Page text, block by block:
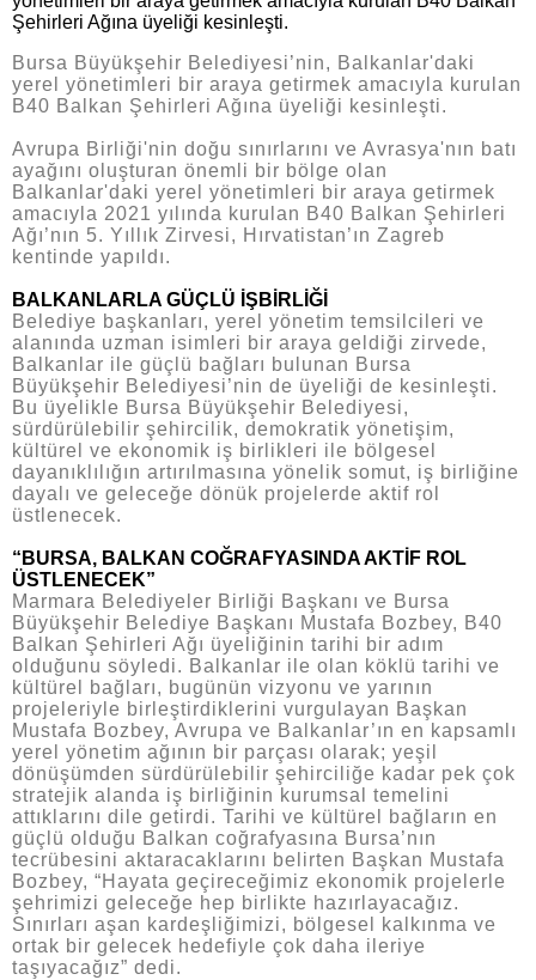
Şehirleri Ağına üyeliği kesinleşti.
Bursa Büyükşehir Belediyesi’nin, Balkanlar'daki
yerel yönetimleri bir araya getirmek amacıyla kurulan
B40 Balkan Şehirleri Ağına üyeliği kesinleşti.
Avrupa Birliği'nin doğu sınırlarını ve Avrasya'nın batı
ayağını oluşturan önemli bir bölge olan
Balkanlar'daki yerel yönetimleri bir araya getirmek
amacıyla 2021 yılında kurulan B40 Balkan Şehirleri
Ağı’nın 5. Yıllık Zirvesi, Hırvatistan’ın Zagreb
kentinde yapıldı.
BALKANLARLA GÜÇLÜ İŞBİRLİĞİ
Belediye başkanları, yerel yönetim temsilcileri ve
alanında uzman isimleri bir araya geldiği zirvede,
Balkanlar ile güçlü bağları bulunan Bursa
Büyükşehir Belediyesi’nin de üyeliği de kesinleşti.
Bu üyelikle Bursa Büyükşehir Belediyesi,
sürdürülebilir şehircilik, demokratik yönetişim,
kültürel ve ekonomik iş birlikleri ile bölgesel
dayanıklılığın artırılmasına yönelik somut, iş birliğine
dayalı ve geleceğe dönük projelerde aktif rol
üstlenecek.
“BURSA, BALKAN COĞRAFYASINDA AKTİF ROL
ÜSTLENECEK”
Marmara Belediyeler Birliği Başkanı ve Bursa
Büyükşehir Belediye Başkanı Mustafa Bozbey, B40
Balkan Şehirleri Ağı üyeliğinin tarihi bir adım
olduğunu söyledi. Balkanlar ile olan köklü tarihi ve
kültürel bağları, bugünün vizyonu ve yarının
projeleriyle birleştirdiklerini vurgulayan Başkan
Mustafa Bozbey, Avrupa ve Balkanlar’ın en kapsamlı
yerel yönetim ağının bir parçası olarak; yeşil
dönüşümden sürdürülebilir şehirciliğe kadar pek çok
stratejik alanda iş birliğinin kurumsal temelini
attıklarını dile getirdi. Tarihi ve kültürel bağların en
güçlü olduğu Balkan coğrafyasına Bursa’nın
tecrübesini aktaracaklarını belirten Başkan Mustafa
Bozbey, “Hayata geçireceğimiz ekonomik projelerle
şehrimizi geleceğe hep birlikte hazırlayacağız.
Sınırları aşan kardeşliğimizi, bölgesel kalkınma ve
ortak bir gelecek hedefiyle çok daha ileriye
taşıyacağız” dedi.